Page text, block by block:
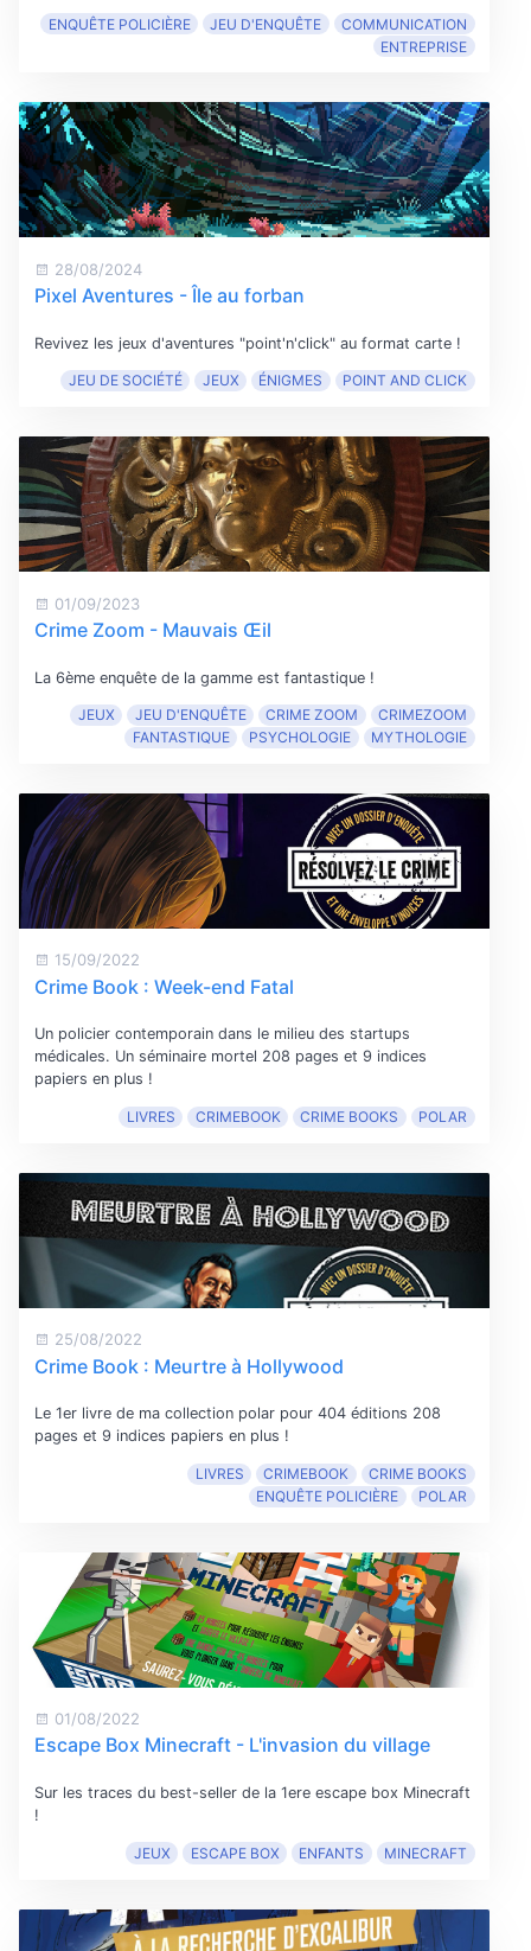
ENQUÊTE POLICIÈRE JEU D'ENQUÊTE
COMMUNICATION
ENTREPRISE
28/08/2024
Pixel Aventures - Île au forban
Revivez les jeux d'aventures "point'n'click" au format carte !
JEU DE SOCIÉTÉ JEUX ÉNIGMES POINT AND CLICK
01/09/2023
Crime Zoom - Mauvais Œil
La 6ème enquête de la gamme est fantastique !
JEUX JEU D'ENQUÊTE CRIME ZOOM
CRIMEZOOM
FANTASTIQUE
PSYCHOLOGIE MYTHOLOGIE
15/09/2022
Crime Book : Week-end Fatal
Un policier contemporain dans le milieu des startups
médicales. Un séminaire mortel 208 pages et 9 indices
papiers en plus !
LIVRES CRIMEBOOK CRIME BOOKS POLAR
25/08/2022
Crime Book : Meurtre à Hollywood
Le 1er livre de ma collection polar pour 404 éditions 208
pages et 9 indices papiers en plus !
LIVRES CRIMEBOOK
CRIME BOOKS
ENQUÊTE POLICIÈRE
POLAR
01/08/2022
Escape Box Minecraft - L'invasion du village
Sur les traces du best-seller de la 1ere escape box Minecraft
!
JEUX ESCAPE BOX ENFANTS MINECRAFT